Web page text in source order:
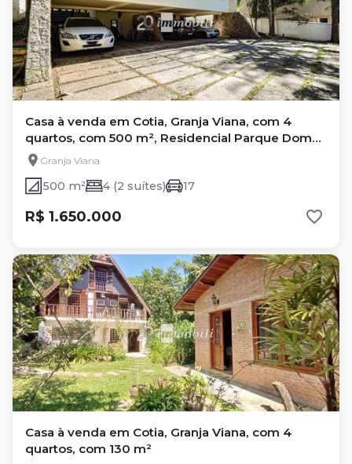
Casa à venda em Cotia, Granja Viana, com 4
quartos, com 500 m², Residencial Parque Dom
Henrique II
Granja Viana
500 m² 4 (2 suítes) 17
R$ 1.650.000
Casa à venda em Cotia, Granja Viana, com 4
quartos, com 130 m²